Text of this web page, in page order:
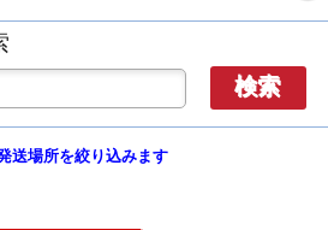
検索
送場所を絞り込みます